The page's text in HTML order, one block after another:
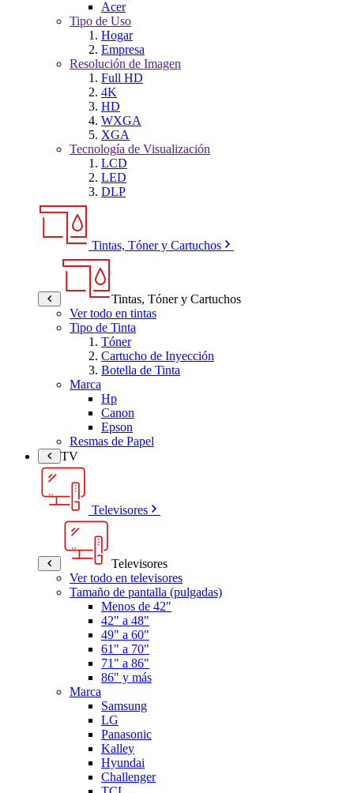
Acer
Tipo de Uso
Hogar
Empresa
Resolución de Imagen
Full HD
4K
HD
WXGA
XGA
Tecnología de Visualización
LCD
LED
DLP
Tintas, Tóner y Cartuchos
Tintas, Tóner y Cartuchos
Ver todo en tintas
Tipo de Tinta
Tóner
Cartucho de Inyección
Botella de Tinta
Marca
Hp
Canon
Epson
Resmas de Papel
TV
Televisores
Televisores
Ver todo en televisores
Tamaño de pantalla (pulgadas)
Menos de 42"
42" a 48"
49" a 60"
61" a 70"
71" a 86"
86" y más
Marca
Samsung
LG
Panasonic
Kalley
Hyundai
Challenger